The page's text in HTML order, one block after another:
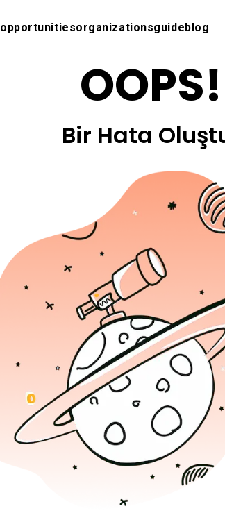
opportunitiesorganizationsguideblog
OOPS!
Bir Hata